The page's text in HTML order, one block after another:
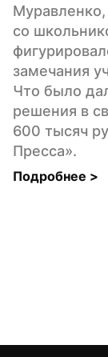
со
замечания
Что было
решения в
600 тысяч
Пресса».
Подробнее >